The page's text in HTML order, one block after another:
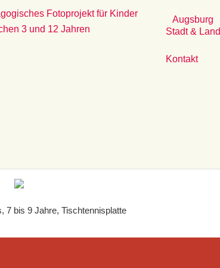
Fotoprojekt für Kinder
3 und 12 Jahren
Augsburg
Stadt & Land
Kontakt
7 bis 9 Jahre, Tischtennisplatte